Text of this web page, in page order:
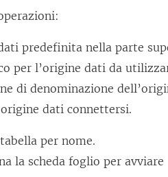
i
n
u
n
n
u
predefinita nella parte
per l’origine dati da
di denominazione
dati connettersi.
per nome.
la scheda foglio per avviare